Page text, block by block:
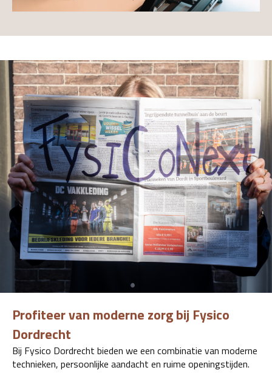
Profiteer van moderne zorg bij Fysico
Dordrecht
Bij Fysico Dordrecht bieden we een combinatie van moderne
technieken, persoonlijke aandacht en ruime openingstijden.